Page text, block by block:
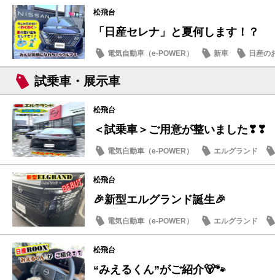
松飛台
「日産セレナ」と夏何します！？
電気自動車（e-POWER） 新車 日産の
試乗車・展示車
松飛台
＜試乗車＞ご用意が整いました❣❣
電気自動車（e-POWER）
エルグランド
日産のお店
松飛台
🎉新型エルグランド誕生🎉
電気自動車（e-POWER）
エルグランド
日産のお店
松飛台
“みえるくん”がご紹介🐻🐾